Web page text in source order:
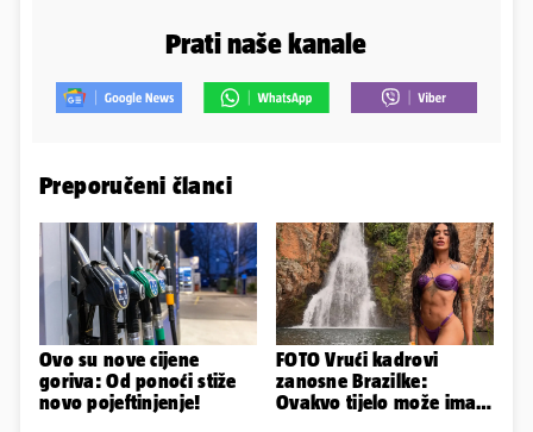
Prati naše kanale
Preporučeni članci
Ovo su nove cijene
goriva: Od ponoći stiže
novo pojeftinjenje!
FOTO Vrući kadrovi
zanosne Brazilke:
Ovakvo tijelo može imati